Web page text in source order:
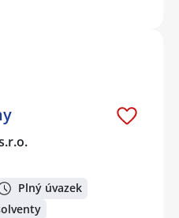
Plný úvazek